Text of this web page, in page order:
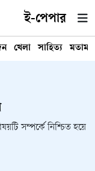
ই-পেপার
খেলা সাহিত্য মতামত
সম্পর্কে নিশ্চিত হয়ে